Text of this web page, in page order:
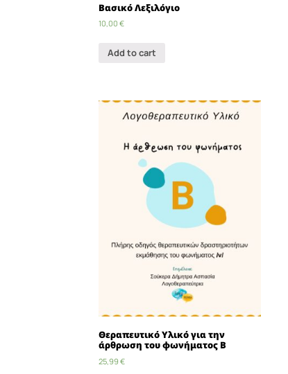
Βασικό Λεξιλόγιο
10,00 €
Add to cart
Θεραπευτικό Υλικό για την
άρθρωση του φωνήματος Β
25,99 €